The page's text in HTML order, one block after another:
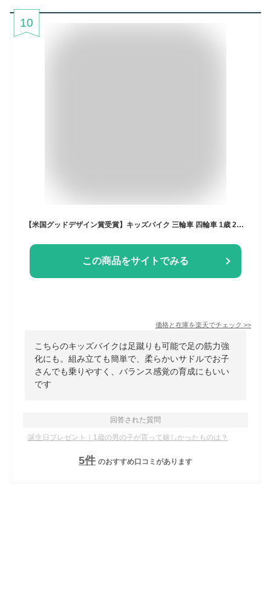
10
この商品をサイトでみる
価格と在庫を楽天でチェック >>
こちらのキッズバイクは足蹴りも可能で足の筋力強
化にも。組み立ても簡単で、柔らかいサドルでお子
さんでも乗りやすく、バランス感覚の育成にもいい
です
回答された質問
誕生日プレゼント｜1歳の男の子が貰って嬉しかったものは？
5件 のおすすめ口コミがあります